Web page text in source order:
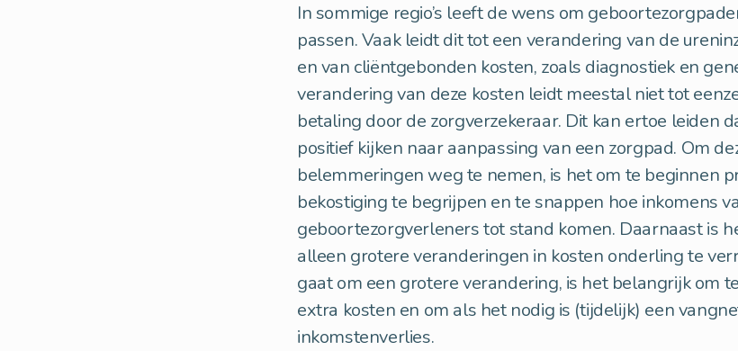
In sommige regio’s leeft de wens om
passen. Vaak leidt dit tot een verandering van de
en van cliëntgebonden kosten, zoals diagnostiek en
verandering van deze kosten leidt meestal niet tot
betaling door de zorgverzekeraar. Dit kan ertoe leiden
positief kijken naar aanpassing van een zorgpad. Om
belemmeringen weg te nemen, is het om te beginnen
bekostiging te begrijpen en te snappen hoe inkomens
geboortezorgverleners tot stand komen. Daarnaast is
alleen grotere veranderingen in kosten onderling te
gaat om een grotere verandering, is het belangrijk om
extra kosten en om als het nodig is (tijdelijk) een
inkomstenverlies.